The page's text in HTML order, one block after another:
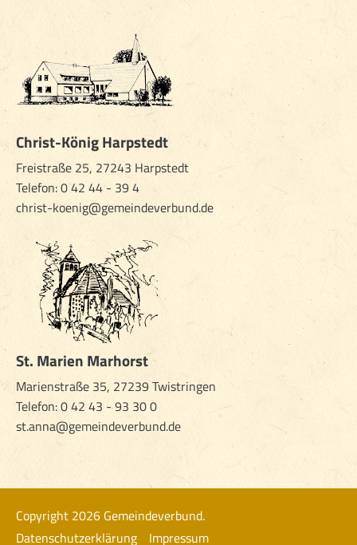
Christ-König Harpstedt
Freistraße 25, 27243 Harpstedt
Telefon:0 42 44 - 39 4
christ-koenig@gemeindeverbund.de
St. Marien Marhorst
Marienstraße 35, 27239 Twistringen
Telefon:0 42 43 - 93 30 0
st.anna@gemeindeverbund.de
Copyright 2026 Gemeindeverbund.
Datenschutzerklärung
Impressum